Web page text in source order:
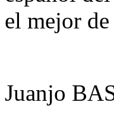
el mejor de
Juanjo